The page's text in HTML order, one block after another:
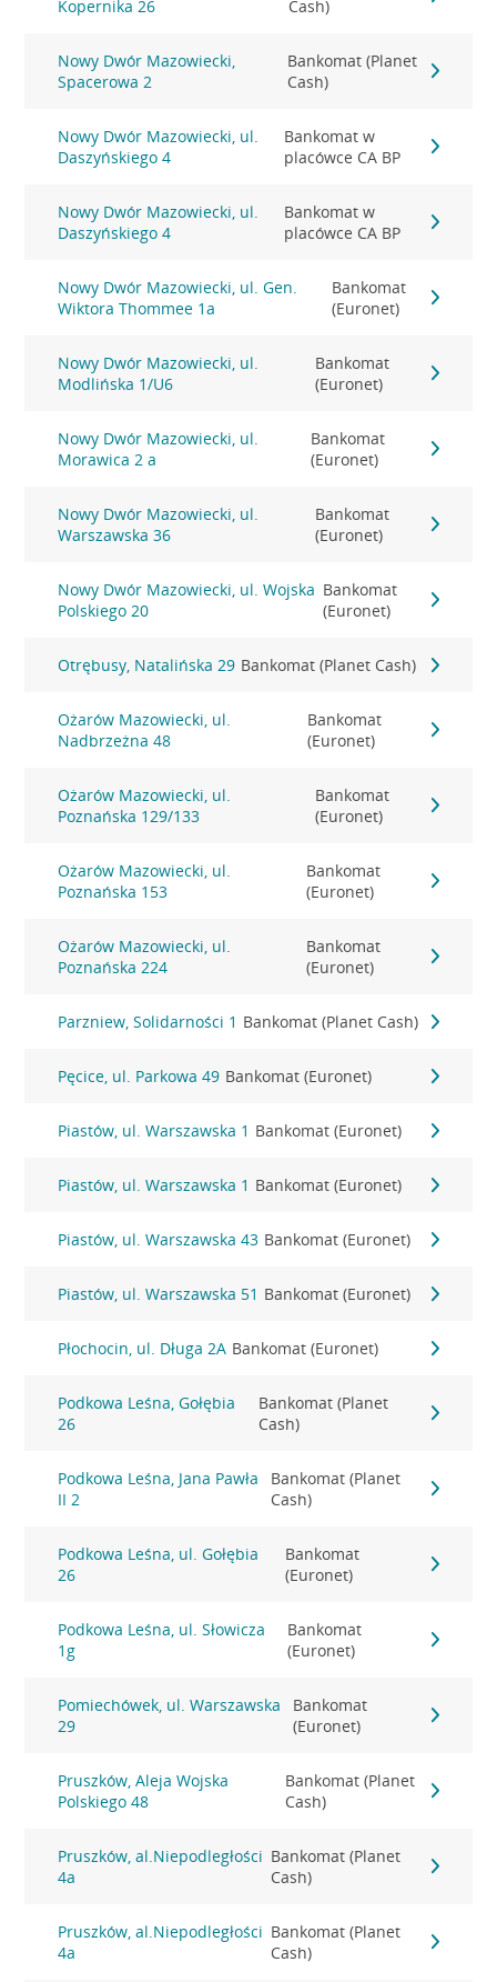
Kopernika 26 Cash)
Nowy Dwór Mazowiecki,
Spacerowa 2
Bankomat (Planet
Cash)
Nowy Dwór Mazowiecki, ul.
Daszyńskiego 4
Bankomat w
placówce CA BP
Nowy Dwór Mazowiecki, ul.
Daszyńskiego 4
Bankomat w
placówce CA BP
Nowy Dwór Mazowiecki, ul. Gen.
Wiktora Thommee 1a
Bankomat
(Euronet)
Nowy Dwór Mazowiecki, ul.
Modlińska 1/U6
Bankomat
(Euronet)
Nowy Dwór Mazowiecki, ul.
Morawica 2 a
Bankomat
(Euronet)
Nowy Dwór Mazowiecki, ul.
Warszawska 36
Bankomat
(Euronet)
Nowy Dwór Mazowiecki, ul. Wojska
Polskiego 20
Bankomat
(Euronet)
Otrębusy, Natalińska 29 Bankomat (Planet Cash)
Ożarów Mazowiecki, ul.
Nadbrzeżna 48
Bankomat
(Euronet)
Ożarów Mazowiecki, ul.
Poznańska 129/133
Bankomat
(Euronet)
Ożarów Mazowiecki, ul.
Poznańska 153
Bankomat
(Euronet)
Ożarów Mazowiecki, ul.
Poznańska 224
Bankomat
(Euronet)
Parzniew, Solidarności 1 Bankomat (Planet Cash)
Pęcice, ul. Parkowa 49 Bankomat (Euronet)
Piastów, ul. Warszawska 1 Bankomat (Euronet)
Piastów, ul. Warszawska 1 Bankomat (Euronet)
Piastów, ul. Warszawska 43 Bankomat (Euronet)
Piastów, ul. Warszawska 51 Bankomat (Euronet)
Płochocin, ul. Długa 2A Bankomat (Euronet)
Podkowa Leśna, Gołębia
26
Bankomat (Planet
Cash)
Podkowa Leśna, Jana Pawła
II 2
Bankomat (Planet
Cash)
Podkowa Leśna, ul. Gołębia
26
Bankomat
(Euronet)
Podkowa Leśna, ul. Słowicza
1g
Bankomat
(Euronet)
Pomiechówek, ul. Warszawska
29
Bankomat
(Euronet)
Pruszków, Aleja Wojska
Polskiego 48
Bankomat (Planet
Cash)
Pruszków, al.Niepodległości
4a
Bankomat (Planet
Cash)
Pruszków, al.Niepodległości
4a
Bankomat (Planet
Cash)